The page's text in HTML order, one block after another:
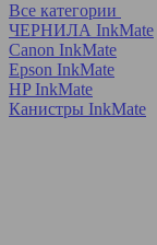
Все категории
ЧЕРНИЛА InkMate
Canon InkMate
Epson InkMate
HP InkMate
Канистры InkMate